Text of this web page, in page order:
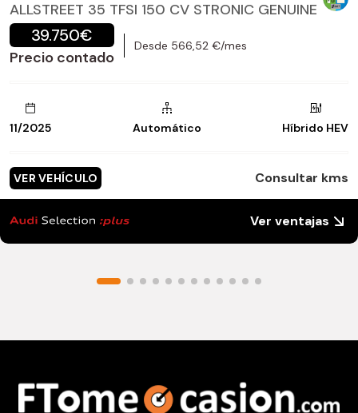
ALLSTREET 35 TFSI 150 CV STRONIC GENUINE
39.750€
Precio contado
Desde 566,52 €/mes
11/2025 Automático Híbrido HEV
VER VEHÍCULO Consultar kms
Ver ventajas